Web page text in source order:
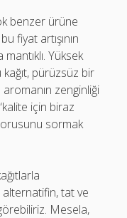
benzer ürüne
fiyat artışının
Yüksek
pürüzsüz bir
aromanın zenginliği
için biraz
sormak
alternatifin, tat ve
Mesela,